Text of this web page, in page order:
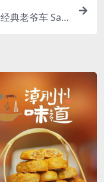
典老爷车 Salv